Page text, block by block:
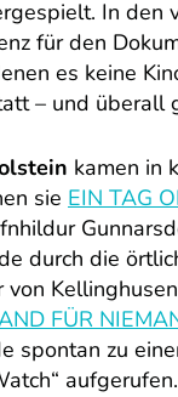
In den
für den
es keine
– und überall
kamen in
sie EIN TAG
durch die
FÜR
spontan zu